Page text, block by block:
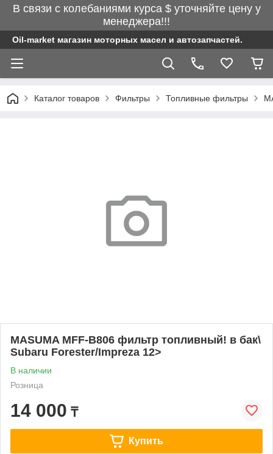
В связи с колебаниями курса $ уточняйте цену у
менеджера!!!
Oil-market магазин моторных масел и автозапчастей.
Каталог товаров Фильтры Топливные фильтры
MASUMA MFF-B806 фильтр топливный! в бак\
Subaru Forester/Impreza 12>
В наличии
Розница
14 000 ₸
Купить